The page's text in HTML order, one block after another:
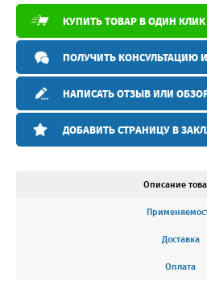
КУПИТЬ ТОВАР В ОДИН КЛИК
ПОЛУЧИТЬ КОНСУЛЬТАЦИЮ
НАПИСАТЬ ОТЗЫВ ИЛИ
ДОБАВИТЬ СТРАНИЦУ В
Описание
Доставка
Оплата